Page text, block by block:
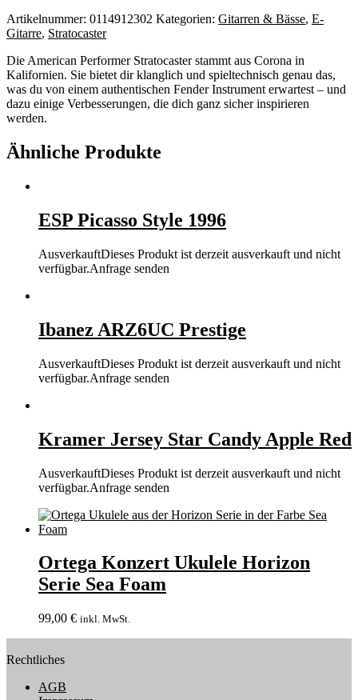
Artikelnummer: 0114912302 Kategorien: Gitarren & Bässe, E-
Gitarre, Stratocaster
Die American Performer Stratocaster stammt aus Corona in
Kalifornien. Sie bietet dir klanglich und spieltechnisch genau das,
was du von einem authentischen Fender Instrument erwartest – und
dazu einige Verbesserungen, die dich ganz sicher inspirieren
werden.
Ähnliche Produkte
ESP Picasso Style 1996
AusverkauftDieses Produkt ist derzeit ausverkauft und nicht
verfügbar.Anfrage senden
Ibanez ARZ6UC Prestige
AusverkauftDieses Produkt ist derzeit ausverkauft und nicht
verfügbar.Anfrage senden
Kramer Jersey Star Candy Apple Red
AusverkauftDieses Produkt ist derzeit ausverkauft und nicht
verfügbar.Anfrage senden
Ortega Konzert Ukulele Horizon
Serie Sea Foam
99,00 € inkl. MwSt.
Rechtliches
AGB